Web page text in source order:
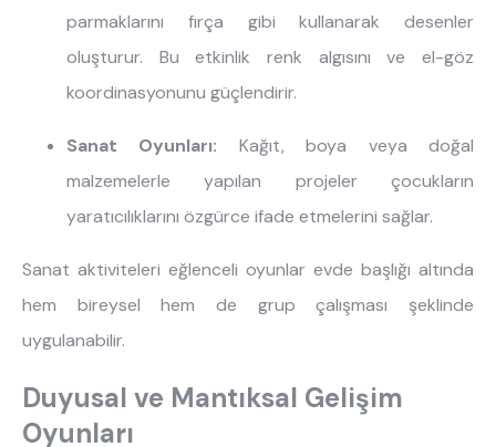
ne aramıştınız?
parmaklarını fırça gibi kullanarak desenler
oluşturur. Bu etkinlik renk algısını ve el-göz
koordinasyonunu güçlendirir.
Sanat Oyunları: Kağıt, boya veya doğal
malzemelerle yapılan projeler çocukların
yaratıcılıklarını özgürce ifade etmelerini sağlar.
Sanat aktiviteleri eğlenceli oyunlar evde başlığı altında
hem bireysel hem de grup çalışması şeklinde
uygulanabilir.
Duyusal ve Mantıksal Gelişim
Oyunları